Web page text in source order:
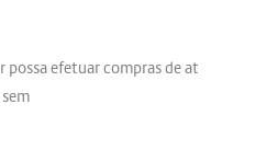
possa efetuar compras de at